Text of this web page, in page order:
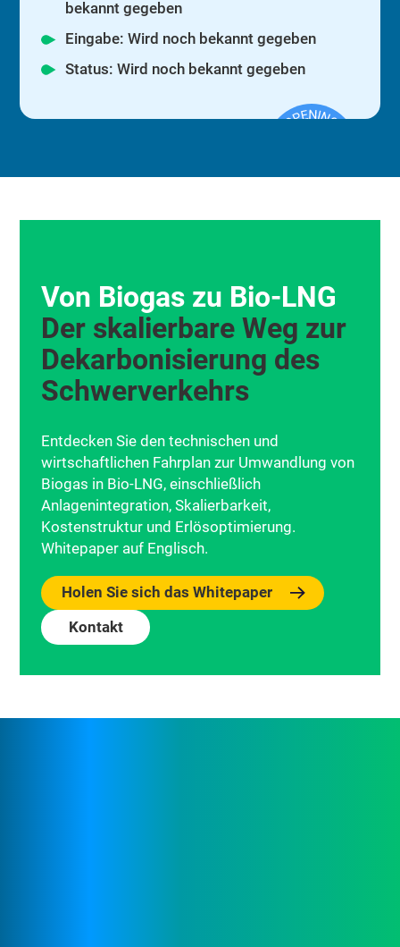
bekannt gegeben
Eingabe: Wird noch bekannt gegeben
Status: Wird noch bekannt gegeben
Von Biogas zu Bio‑LNG
Der skalierbare Weg zur
Dekarbonisierung des
Schwerverkehrs
Entdecken Sie den technischen und
wirtschaftlichen Fahrplan zur Umwandlung von
Biogas in Bio-LNG, einschließlich
Anlagenintegration, Skalierbarkeit,
Kostenstruktur und Erlösoptimierung.
Whitepaper auf Englisch.
Holen Sie sich das Whitepaper
Kontakt